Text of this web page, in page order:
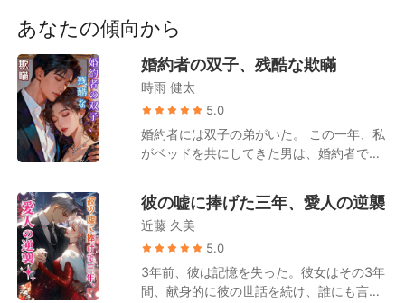
さなかった。 彼女は私に、パーティーでの
せ、私は留置場で血まみれになるまで殴ら
れた。 そして、私が漏らしたわけでもない
セックスビデオのことで彼を罰するため、
ビルのクレーンから、地上数百メートルの
高さに両親を吊るし上げ、その光景を私に
たく勝ち誇ったような声が響いた。 「もう
反省したか、紗良？謝る気になったか？」
両親が、闇へと吸い込まれていく。 恐ろし
いほどの静けさが、私を包んだ。 口の中に
血の味が広がる。彼が最後まで知ることの
どっちが大事なんだ!?」 やがて、灼熱の終
末世界が訪れた。彼らは、私が子どもを産
んだあとで――私を家から追い出した。 私
は、容赦ない太陽に炙られ、生きたまま焼
け死んだ。 ……目を覚ますと、世界が崩壊
する直前に戻っていた。 私はすぐさま堕胎
し、大切な子たちを抱えて脱出。 極限の高
温に襲われる中、姑一家は命からがらの暮
イスを食べ、冷房を浴びながら、猫を撫
で、犬と戯れて、誰よりも幸せに過ごして
いた。
あなたの傾向から
婚約者の双子、残酷な欺瞞
時雨 健太
5.0
婚約者には双子の弟がいた。 この一年、私
がベッドを共にしてきた男は、婚約者では
影武者だったと知った。 本当の婚約者、一
条蓮（いちじょう れん）は、義理の妹であ
る香織（かおり）と密かに結婚していたの
だ。 彼らの計画は、単なる入れ替わりより
もずっとおぞましいものだった。 私を双子
の弟と結婚させ、その後「事故」を装って
彼の嘘に捧げた三年、愛人の逆襲
近藤 久美
5.0
3年前、彼は記憶を失った。彼女はその3年
間、献身的に彼の世話を続け、誰にも言え